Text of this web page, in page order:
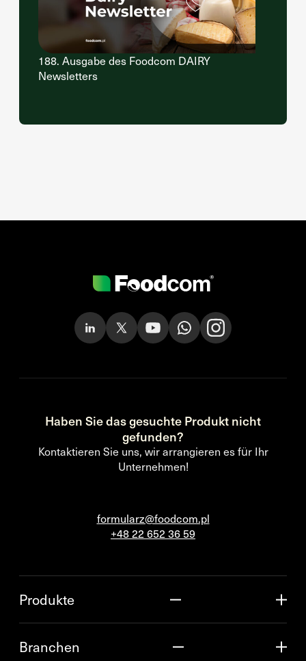
188. Ausgabe des Foodcom DAIRY
Newsletters
Haben Sie das gesuchte Produkt nicht
gefunden?
Kontaktieren Sie uns, wir arrangieren es für Ihr
Unternehmen!
formularz@foodcom.pl
+48 22 652 36 59
Produkte
Branchen